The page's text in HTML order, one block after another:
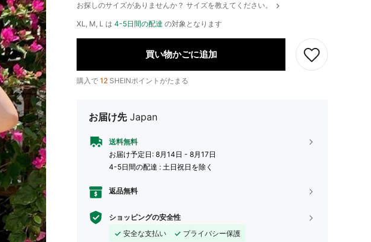
お探しのサイズがありませんか？ サイズを教えてください。
XL, M, L は 4-5日間の配達 の対象となります
買い物かごに追加
購入で 12 SHEINポイントがたまる
お届け先 Japan
送料無料
お届け予定日: 8月14日 - 8月17日
4-5日間の配達 : 土日祝日を除く
返品無料
ショッピングの安全性
安全な支払い
プライバシー保護